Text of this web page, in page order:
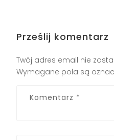
Prześlij komentarz
Twój adres email nie
Wymagane pola są